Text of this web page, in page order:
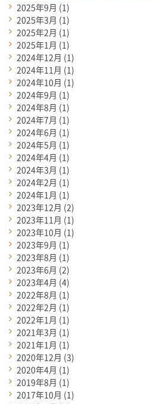
2025年9月 (1)
2025年3月 (1)
2025年2月 (1)
2025年1月 (1)
2024年12月 (1)
2024年11月 (1)
2024年10月 (1)
2024年9月 (1)
2024年8月 (1)
2024年7月 (1)
2024年6月 (1)
2024年5月 (1)
2024年4月 (1)
2024年3月 (1)
2024年2月 (1)
2024年1月 (1)
2023年12月 (2)
2023年11月 (1)
2023年10月 (1)
2023年9月 (1)
2023年8月 (1)
2023年6月 (2)
2023年4月 (4)
2022年8月 (1)
2022年2月 (1)
2022年1月 (1)
2021年3月 (1)
2021年1月 (1)
2020年12月 (3)
2020年4月 (1)
2019年8月 (1)
2017年10月 (1)